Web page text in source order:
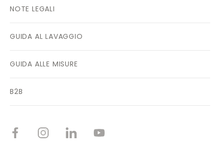
NOTE LEGALI
GUIDA AL LAVAGGIO
GUIDA ALLE MISURE
B2B